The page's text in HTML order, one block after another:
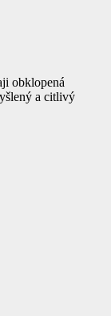
obklopená
a citlivý